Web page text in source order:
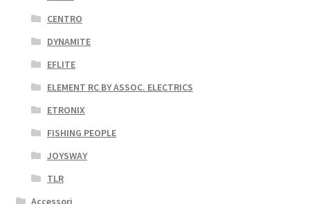
CENTRO
DYNAMITE
EFLITE
ELEMENT RC BY ASSOC. ELECTRICS
ETRONIX
FISHING PEOPLE
JOYSWAY
TLR
Accessori